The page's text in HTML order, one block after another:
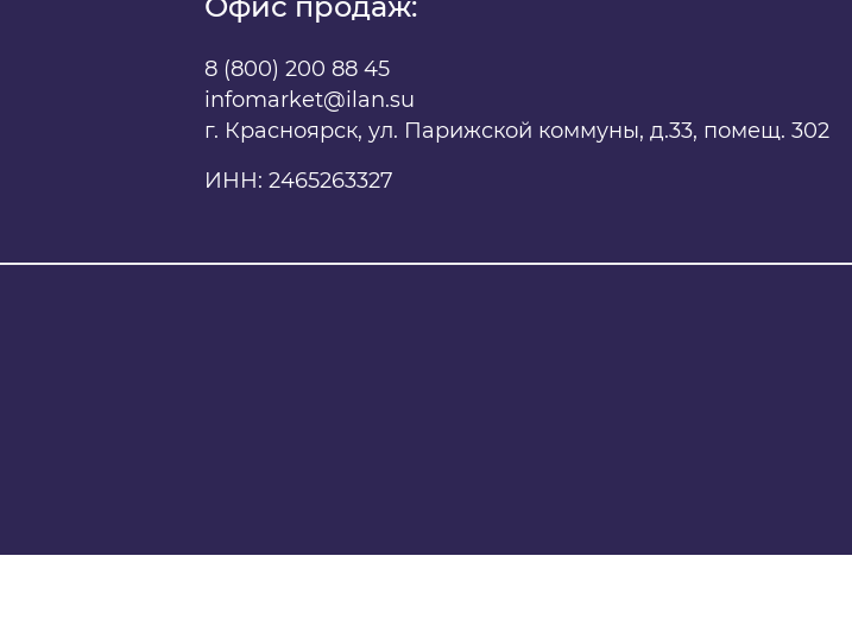
8 (800) 200 88 45
infomarket@ilan.su
г. Красноярск, ул. Парижской коммуны, д.33, помещ. 302
ИНН: 2465263327